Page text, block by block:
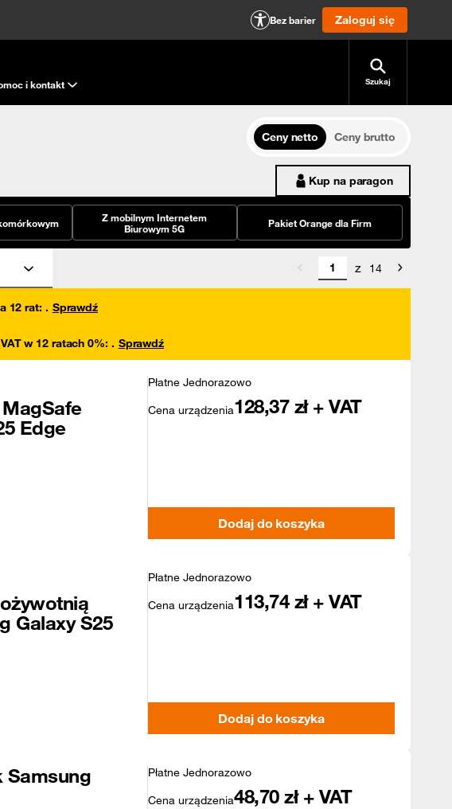
Bez barier Zaloguj się
i kontakt Szukaj
Ceny netto
Ceny brutto
Kup na paragon
Z mobilnym Internetem
Biurowym 5G
Pakiet Orange dla Firm
z 14
12 rat: . Sprawdź
w 12 ratach 0%: . Sprawdź
Edge
Płatne Jednorazowo
Cena urządzenia128,37 zł + VAT
Dodaj do koszyka
Galaxy S25
Płatne Jednorazowo
Cena urządzenia113,74 zł + VAT
Dodaj do koszyka
Samsung
Płatne Jednorazowo
Cena urządzenia48,70 zł + VAT